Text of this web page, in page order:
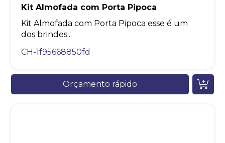
Kit Almofada com Porta Pipoca
Kit Almofada com Porta Pipoca esse é um
dos brindes...
CH-1f95668850fd
Orçamento rápido